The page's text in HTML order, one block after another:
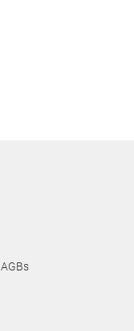
AGBs